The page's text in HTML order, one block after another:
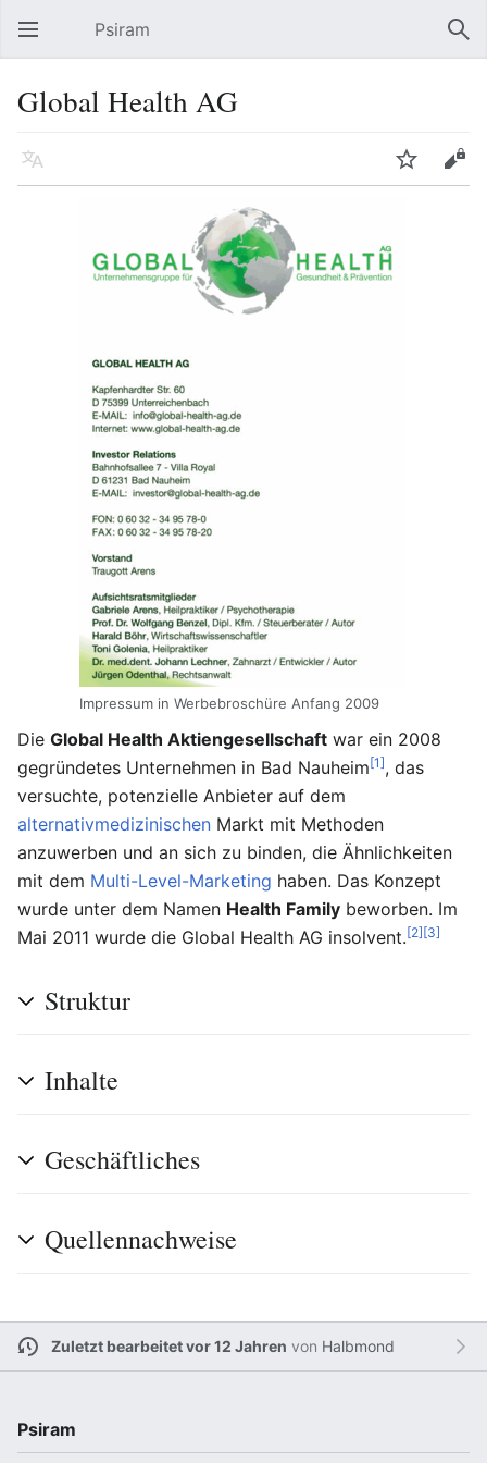
Hauptmenü öffnen Psiram
Global Health AG
Sprache Beobachten Bearbeiten
Impressum in Werbebroschüre Anfang 2009
Die Global Health Aktiengesellschaft war ein 2008
gegründetes Unternehmen in Bad Nauheim[1], das
versuchte, potenzielle Anbieter auf dem
alternativmedizinischen Markt mit Methoden
anzuwerben und an sich zu binden, die Ähnlichkeiten
mit dem Multi-Level-Marketing haben. Das Konzept
wurde unter dem Namen Health Family beworben. Im
Mai 2011 wurde die Global Health AG insolvent.[2][3]
Struktur
Inhalte
Geschäftliches
Quellennachweise
Zuletzt bearbeitet vor 12 Jahren von Halbmond
Psiram